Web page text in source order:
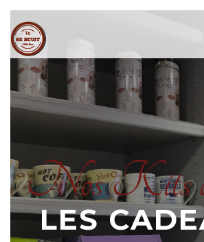
Nos Kits
LES